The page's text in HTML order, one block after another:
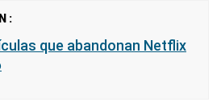
que abandonan Netflix